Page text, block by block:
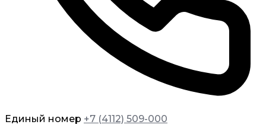
Единый номер +7 (4112) 509-000